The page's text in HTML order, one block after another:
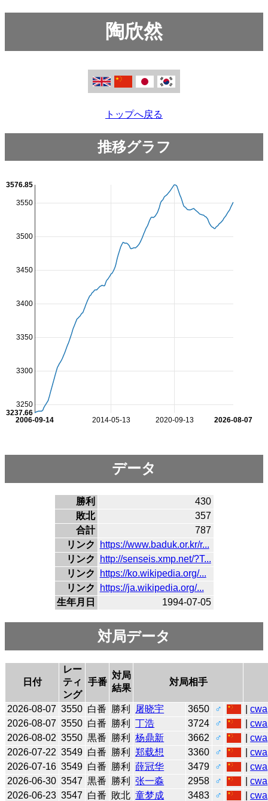
陶欣然
トップへ戻る
推移グラフ
2014-05-13 2020-09-13
2006-09-14 2026-08-07
3250
3300
3350
3400
3450
3500
3550
3237.66
3576.85
データ
勝利
430
敗北
357
合計
787
リンク
https://www.baduk.or.kr/r...
リンク
http://senseis.xmp.net/?T...
リンク
https://ko.wikipedia.org/...
リンク
https://ja.wikipedia.org/...
生年月日
1994-07-05
対局データ
日付
レー
ティ
ング
手番
対局
結果
対局相手
2026-08-07 3550 白番 勝利 屠晓宇 3650 ♂ |cwa
2026-08-07 3550 白番 勝利 丁浩 3724 ♂ |cwa
2026-08-02 3550 黒番 勝利 杨鼎新 3662 ♂ |cwa
2026-07-22 3549 白番 勝利 郑载想 3360 ♂ |cwa
2026-07-16 3549 白番 勝利 薛冠华 3479 ♂ |cwa
2026-06-30 3547 黒番 勝利 张一淼 2958 ♂ |cwa
2026-06-23 3547 白番 敗北 童梦成 3483 ♂ |cwa